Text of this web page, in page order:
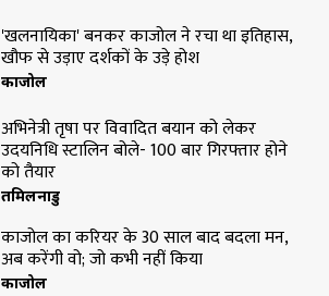
'खलनायिका' बनकर काजोल ने रचा था इतिहास,
खौफ से उड़ाए दर्शकों के उड़े होश
काजोल
अभिनेत्री तृषा पर विवादित बयान को लेकर
उदयनिधि स्टालिन बोले- 100 बार गिरफ्तार होने
को तैयार
तमिलनाडु
काजोल का करियर के 30 साल बाद बदला मन,
अब करेंगी वो; जो कभी नहीं किया
काजोल